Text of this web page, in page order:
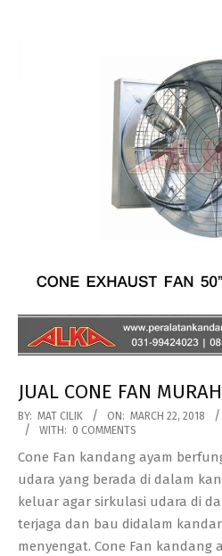
JUAL CONE FAN
2018-
03-
22
BY: MAT CILIK ON: MARCH 22, 2018
WITH: 0 COMMENTS
Cone Fan kandang ayam
udara yang berada di dalam
keluar agar sirkulasi udara di
terjaga dan bau didalam
menyengat. Cone Fan kandang